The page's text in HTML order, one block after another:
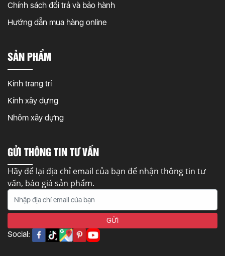
Chính sách đổi trả và bảo hành
Hướng dẫn mua hàng online
SẢN PHẨM
Kính trang trí
Kính xây dựng
Nhôm xây dựng
GỬI THÔNG TIN TƯ VẤN
Hãy để lại địa chỉ email của bạn để nhận thông tin tư
vấn, báo giá sản phẩm.
Social: